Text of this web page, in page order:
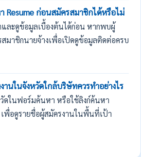
Resume ก่อนสมัครสมาชิกได้หรือไม่
ละดูข้อมูลเบื้องต้นได้ก่อน หากพบผู้
มาชิกนายจ้างเพื่อเปิดดูข้อมูลติดต่อครบ
านในจังหวัดใกล้บริษัทควรทำอย่างไร
ดในฟอร์มค้นหา หรือใช้ลิงก์ค้นหา
เพื่อดูรายชื่อผู้สมัครงานในพื้นที่เป้า